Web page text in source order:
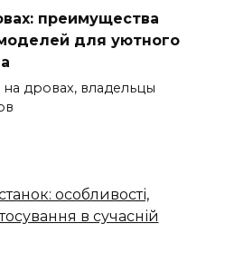
преимущества
для уютного
дровах, владельцы